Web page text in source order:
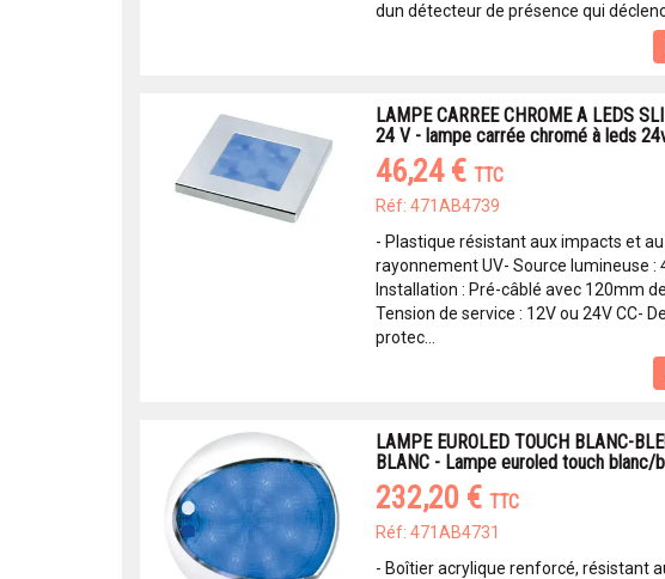
dun détecteur de présence qui
LAMPE CARREE CHROME A LEDS
24 V - lampe carrée chromé à leds
46,24 € TTC
Réf: 471AB4739
- Plastique résistant aux impacts et au
rayonnement UV- Source lumineuse :
Installation : Pré-câblé avec 120mm
Tension de service : 12V ou 24V CC-
protec...
LAMPE EUROLED TOUCH BLANC-
BLANC - Lampe euroled touch blanc/
232,20 € TTC
Réf: 471AB4731
- Boîtier acrylique renforcé, résistant